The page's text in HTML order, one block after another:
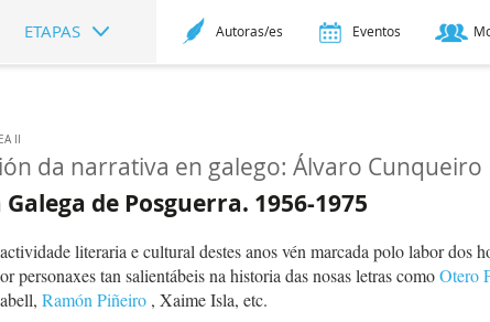
ETAPAS Autoras/es Eventos
II
da narrativa en galego: Álvaro Cunqueiro
de Posguerra. 1956-1975
literaria e cultural destes anos vén marcada polo labor dos
personaxes tan salientábeis na historia das nosas letras comoOtero
Ramón Piñeiro , Xaime Isla, etc.